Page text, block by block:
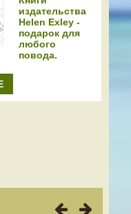
издательства
Helen Exley -
подарок для
любого
повода.